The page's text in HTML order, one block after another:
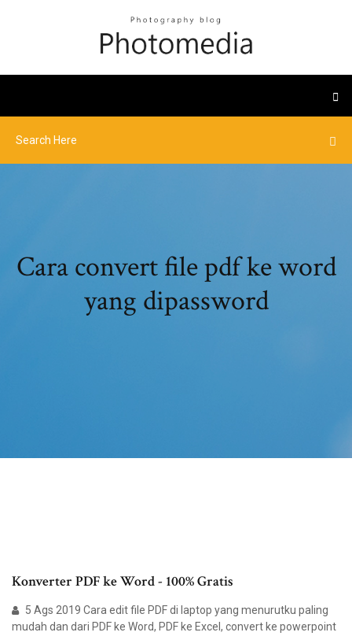
Cara convert file pdf ke word
yang dipassword
Konverter PDF ke Word - 100% Gratis
5 Ags 2019 Cara edit file PDF di laptop yang menurutku paling
mudah dan dari PDF ke Word, PDF ke Excel, convert ke powerpoint